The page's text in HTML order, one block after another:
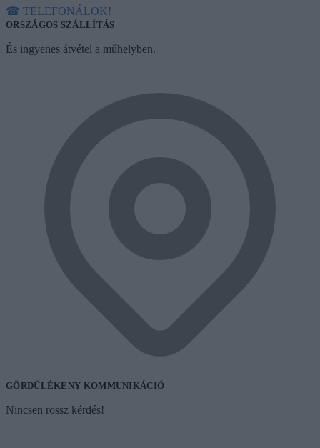
☎︎ TELEFONÁLOK!
ORSZÁGOS SZÁLLÍTÁS
És ingyenes átvétel a műhelyben.
GÖRDÜLÉKENY KOMMUNIKÁCIÓ
Nincsen rossz kérdés!